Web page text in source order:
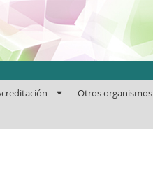
Otros organismos